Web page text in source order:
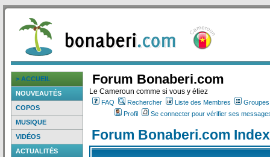
> ACCUEIL
NOUVEAUTÉS
COPOS
MUSIQUE
VIDÉOS
ACTUALITÉS
Forum Bonaberi.com
Le Cameroun comme si vous y étiez
FAQ Rechercher Liste des Membres
Profil
Se connecter pour vérifier ses
Forum Bonaberi.com